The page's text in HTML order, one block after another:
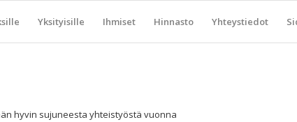
Yksityisille Ihmiset Hinnasto Yhteystiedot
hyvin sujuneesta yhteistyöstä vuonna